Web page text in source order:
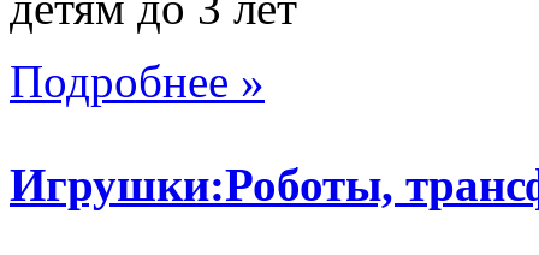
Подробнее »
Игрушки:Роботы,